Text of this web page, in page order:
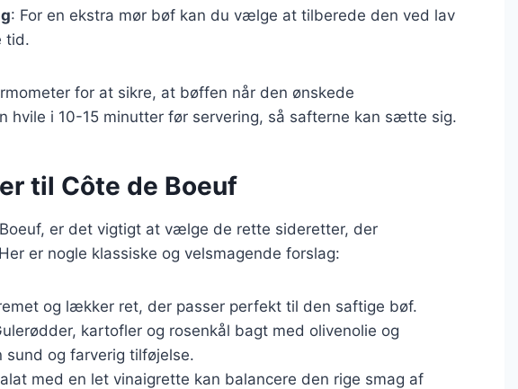
: For en ekstra mør bøf kan du vælge at tilberede den ved lav
tid.
for at sikre, at bøffen når den ønskede
hvile i 10-15 minutter før servering, så safterne kan sætte sig.
til Côte de Boeuf
er det vigtigt at vælge de rette sideretter, der
er nogle klassiske og velsmagende forslag:
og lækker ret, der passer perfekt til den saftige bøf.
kartofler og rosenkål bagt med olivenolie og
sund og farverig tilføjelse.
med en let vinaigrette kan balancere den rige smag af